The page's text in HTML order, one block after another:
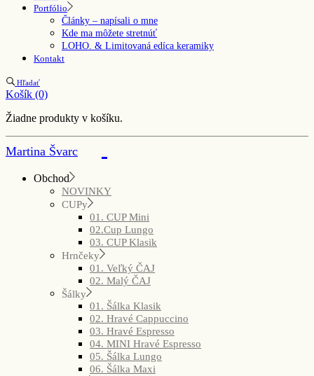
Portfólio
Články – napísali o mne
Kde ma môžete stretnúť
LOHO. & Limitovaná edíca keramiky
Kontakt
Hľadať
Košík (0)
Žiadne produkty v košíku.
Martina Švarc
Obchod
NOVINKY
CUPy
01. CUP Mini
02.Cup Lungo
03. CUP Klasik
Hrnčeky
01. Veľký ČAJ
02. Malý ČAJ
Šálky
01. Šálka Klasik
02. Hravé Cappuccino
03. Hravé Espresso
04. MINI Hravé Espresso
05. Šálka Lungo
06. Šálka Maxi